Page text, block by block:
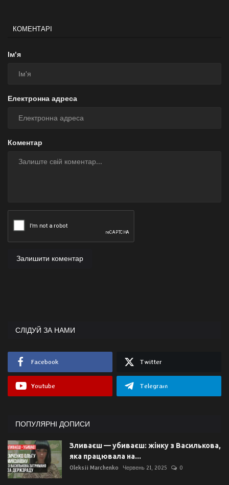
КОМЕНТАРІ
Ім'я
Електронна адреса
Коментар
Залишити коментар
СЛІДУЙ ЗА НАМИ
Facebook Twitter
Youtube Telegram
ПОПУЛЯРНІ ДОПИСИ
Зливаєш — убиваєш: жінку з Василькова,
яка працювала на...
Oleksii Marchenko Червень 21, 2025 0